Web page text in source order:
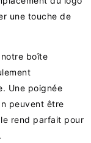
une touche de
boîte
Une poignée
peuvent être
rend parfait pour